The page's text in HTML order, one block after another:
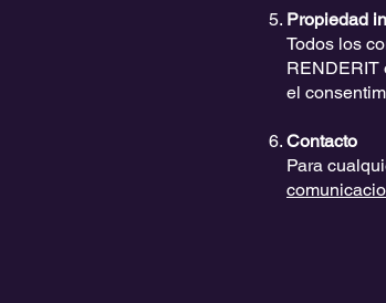
Propiedad
Todos los
RENDERIT
el
Contacto
Para